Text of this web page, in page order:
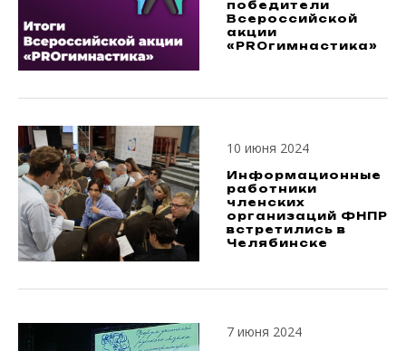
победители
Всероссийской
акции
«PROгимнастика»
10 июня 2024
Информационные
работники
членских
организаций ФНПР
встретились в
Челябинске
7 июня 2024